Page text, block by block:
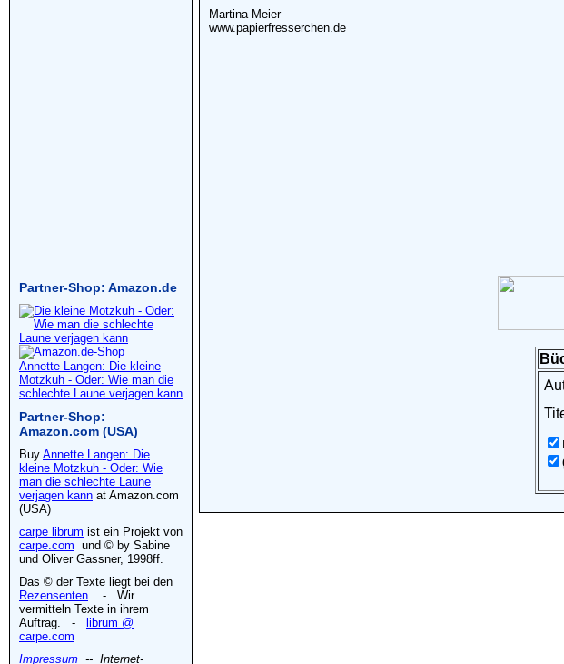
Martina Meier
www.papierfresserchen.de
Partner-Shop: Amazon.de
Annette Langen: Die kleine
Motzkuh - Oder: Wie man die
schlechte Laune verjagen kann
Partner-Shop:
Amazon.com (USA)
Buy Annette Langen: Die
kleine Motzkuh - Oder: Wie
man die schlechte Laune
verjagen kann at Amazon.com
(USA)
carpe librum ist ein Projekt von
carpe.com und © by Sabine
und Oliver Gassner, 1998ff.
Das © der Texte liegt bei den
Rezensenten. - Wir
vermitteln Texte in ihrem
Auftrag. -
librum @
carpe.com
Impressum -- Internet-